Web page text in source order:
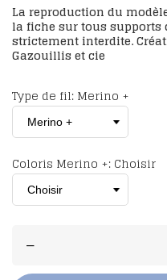
La reproduction du
la fiche sur tous
strictement interdite.
Gazouillis et cie
Type de fil: Merino +
Coloris Merino +: Choisir
–